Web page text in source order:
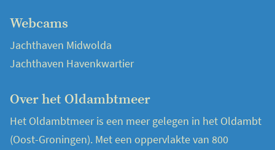
Webcams
Jachthaven Midwolda
Jachthaven Havenkwartier
Over het Oldambtmeer
Het Oldambtmeer is een meer gelegen in het Oldambt
(Oost-Groningen). Met een oppervlakte van 800